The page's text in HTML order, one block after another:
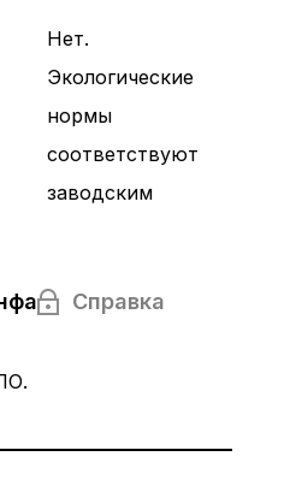
Нет.
Экологические
нормы
соответствуют
заводским
Справка